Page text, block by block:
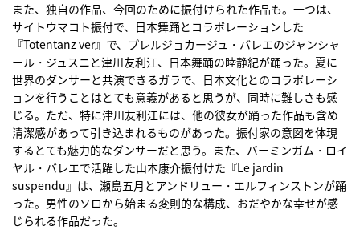
また、独自の作品、今回のために振付けられた作品も。一つは、
サイトウマコト振付で、日本舞踊とコラボレーションした
『Totentanz ver』で、プレルジョカージュ・バレエのジャンシャ
ール・ジュスニと津川友利江、日本舞踊の睦静紀が踊った。夏に
世界のダンサーと共演できるガラで、日本文化とのコラボレーシ
ョンを行うことはとても意義があると思うが、同時に難しさも感
じる。ただ、特に津川友利江には、他の彼女が踊った作品も含め
清潔感があって引き込まれるものがあった。振付家の意図を体現
するとても魅力的なダンサーだと思う。また、バーミンガム・ロイ
ヤル・バレエで活躍した山本康介振付けた『Le jardin
suspendu』は、瀬島五月とアンドリュー・エルフィンストンが踊
った。男性のソロから始まる変則的な構成、おだやかな幸せが感
じられる作品だった。